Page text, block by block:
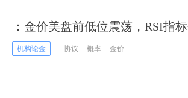
：金价美盘前低位震荡，RSI指
机构论金 协议 概率 金价